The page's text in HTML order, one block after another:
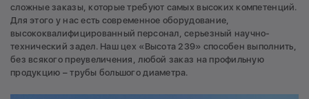
сложные заказы, которые требуют самых высоких компетенций.
Для этого у нас есть современное оборудование,
высококвалифицированный персонал, серьезный научно-
технический задел. Наш цех «Высота 239» способен выполнить,
без всякого преувеличения, любой заказ на профильную
продукцию – трубы большого диаметра.